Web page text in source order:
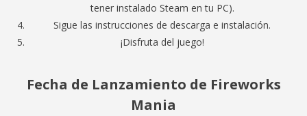
tener instalado Steam en tu PC).
Sigue las instrucciones de descarga e instalación.
¡Disfruta del juego!
Fecha de Lanzamiento de Fireworks
Mania